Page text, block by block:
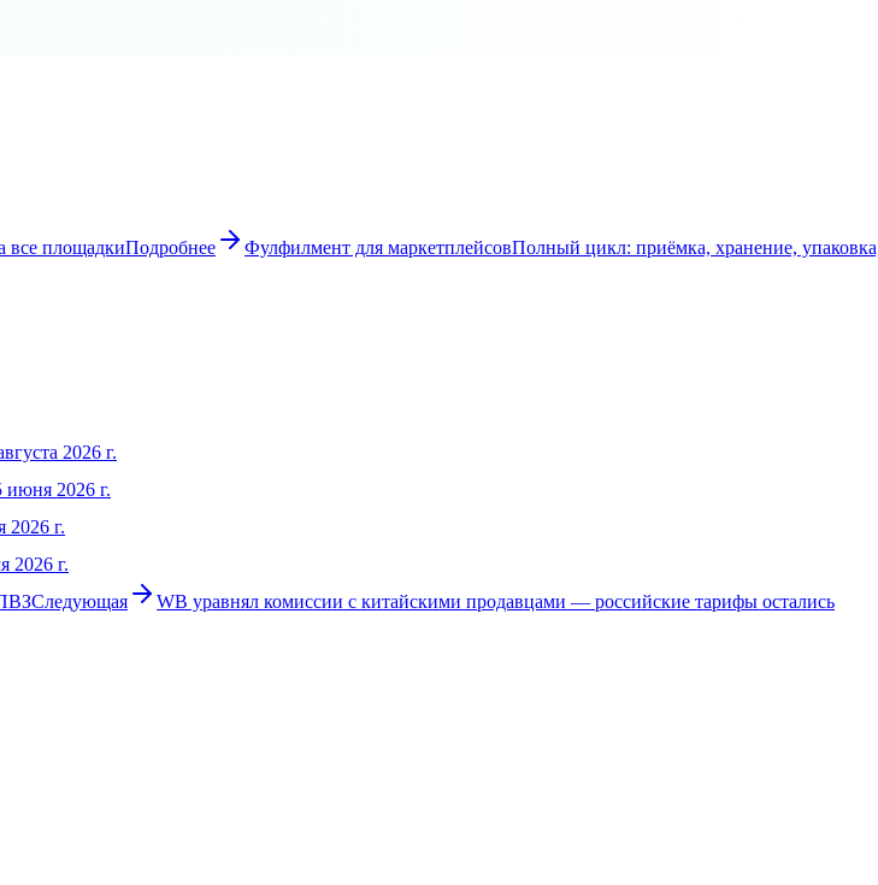
все площадкиПодробнее Фулфилмент для маркетплейсовПолный цикл: приёмка, хранение,
2026 г.
июня 2026 г.
2026 г.
2026 г.
Следующая
WB уравнял комиссии с китайскими продавцами — российские тарифы остались